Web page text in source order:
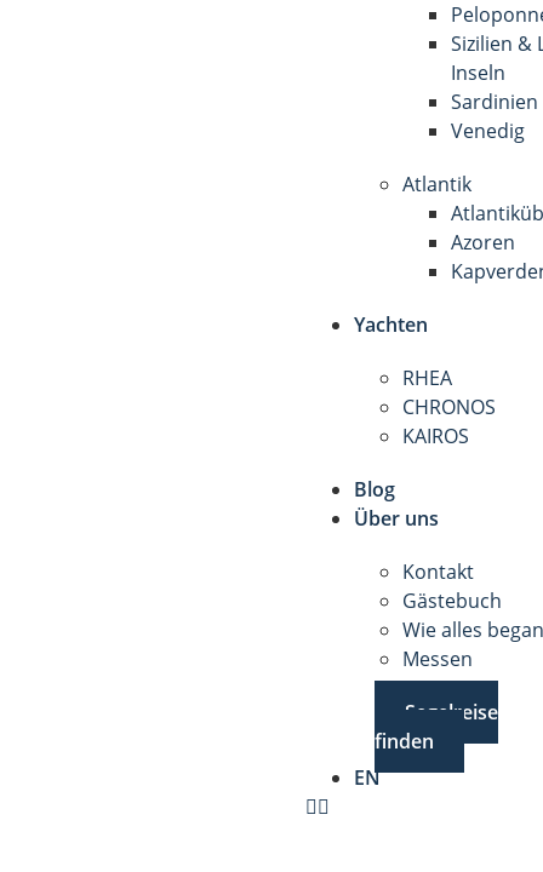
Sizilien &
Inseln
Sardinien
Venedig
Atlantik
Azoren
Yachten
RHEA
CHRONOS
KAIROS
Blog
Über uns
Kontakt
Gästebuch
Wie alles
Messen
Segelreise
finden
EN